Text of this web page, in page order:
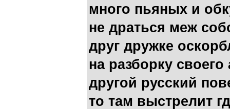
много пьяных и
не драться меж
друг дружке
на разборку
другой русский
то там выстрелит